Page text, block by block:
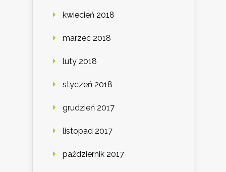
kwiecień 2018
marzec 2018
luty 2018
styczeń 2018
grudzień 2017
listopad 2017
październik 2017